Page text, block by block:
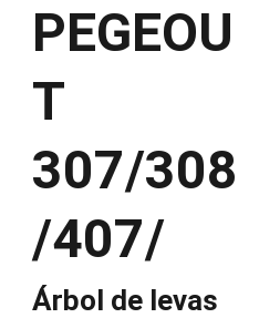
PEGEOU
T
307/308
/407/
Árbol de levas